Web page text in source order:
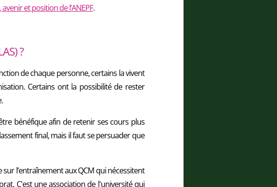
et position de l’ANEPF.
?
de chaque personne, certains la vivent
Certains ont la possibilité de rester
bénéfique afin de retenir ses cours plus
final, mais il faut se persuader que
l’entraînement aux QCM qui nécessitent
C'est une association de l'université qui